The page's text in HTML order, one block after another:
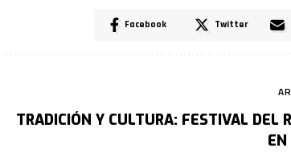
Facebook Twitter
TRADICIÓN Y CULTURA: FESTIVAL DEL
EN